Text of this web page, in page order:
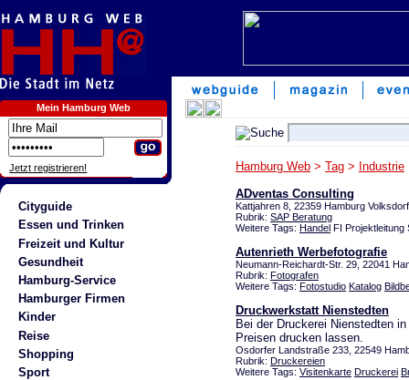
Mein Hamburg Web
Jetzt registrieren!
Cityguide
Essen und Trinken
Freizeit und Kultur
Gesundheit
Hamburg-Service
Hamburger Firmen
Kinder
Reise
Shopping
Sport
Hamburg Web > Tag > Industrie
ADventas Consulting
Kattjahren 8, 22359 Hamburg Volksdorf
Rubrik: SAP Beratung
Weitere Tags: Handel FI Projektleitung
Autenrieth Werbefotografie
Neumann-Reichardt-Str. 29, 22041
Rubrik: Fotografen
Weitere Tags: Fotostudio Katalog
Druckwerkstatt Nienstedten
Bei der Druckerei Nienstedten
Preisen drucken lassen.
Osdorfer Landstraße 233, 22549
Rubrik: Druckereien
Weitere Tags: Visitenkarte Druckerei